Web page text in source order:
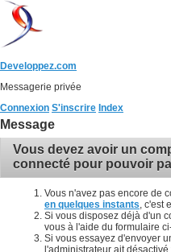
Developpez.com
Messagerie privée
Connexion S'inscrire Index
Message
Vous devez avoir un
connecté pour pouvoir
Vous n'avez pas encore de
en quelques instants , c'est
Si vous disposez déjà d'un
vous à l'aide du formulaire
Si vous essayez d'envoyer
l'administrateur ait